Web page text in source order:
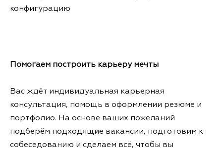
конфигурацию
Помогаем построить карьеру мечты
Вас ждёт индивидуальная карьерная
консультация, помощь в оформлении резюме и
портфолио. На основе ваших пожеланий
подберём подходящие вакансии, подготовим к
собеседованию и сделаем всё, чтобы вы